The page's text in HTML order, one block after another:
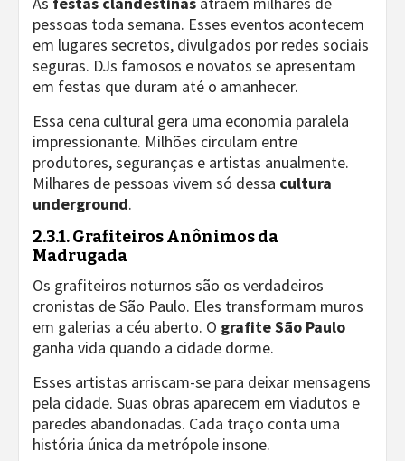
pessoas toda semana. Esses eventos acontecem
em lugares secretos, divulgados por redes sociais
seguras. DJs famosos e novatos se apresentam
em festas que duram até o amanhecer.
Essa cena cultural gera uma economia paralela
impressionante. Milhões circulam entre
produtores, seguranças e artistas anualmente.
Milhares de pessoas vivem só dessa cultura
underground.
2.3.1. Grafiteiros Anônimos da
Madrugada
Os grafiteiros noturnos são os verdadeiros
cronistas de São Paulo. Eles transformam muros
em galerias a céu aberto. O grafite São Paulo
ganha vida quando a cidade dorme.
Esses artistas arriscam-se para deixar mensagens
pela cidade. Suas obras aparecem em viadutos e
paredes abandonadas. Cada traço conta uma
história única da metrópole insone.